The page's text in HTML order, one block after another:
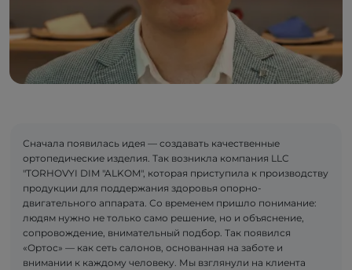
Сначала появилась идея — создавать качественные
ортопедические изделия. Так возникла компания LLC
"TORHOVYI DIM "ALKOM", которая приступила к производству
продукции для поддержания здоровья опорно-
двигательного аппарата. Со временем пришло понимание:
людям нужно не только само решение, но и объяснение,
сопровождение, внимательный подбор. Так появился
«Ортос» — как сеть салонов, основанная на заботе и
внимании к каждому человеку. Мы взглянули на клиента